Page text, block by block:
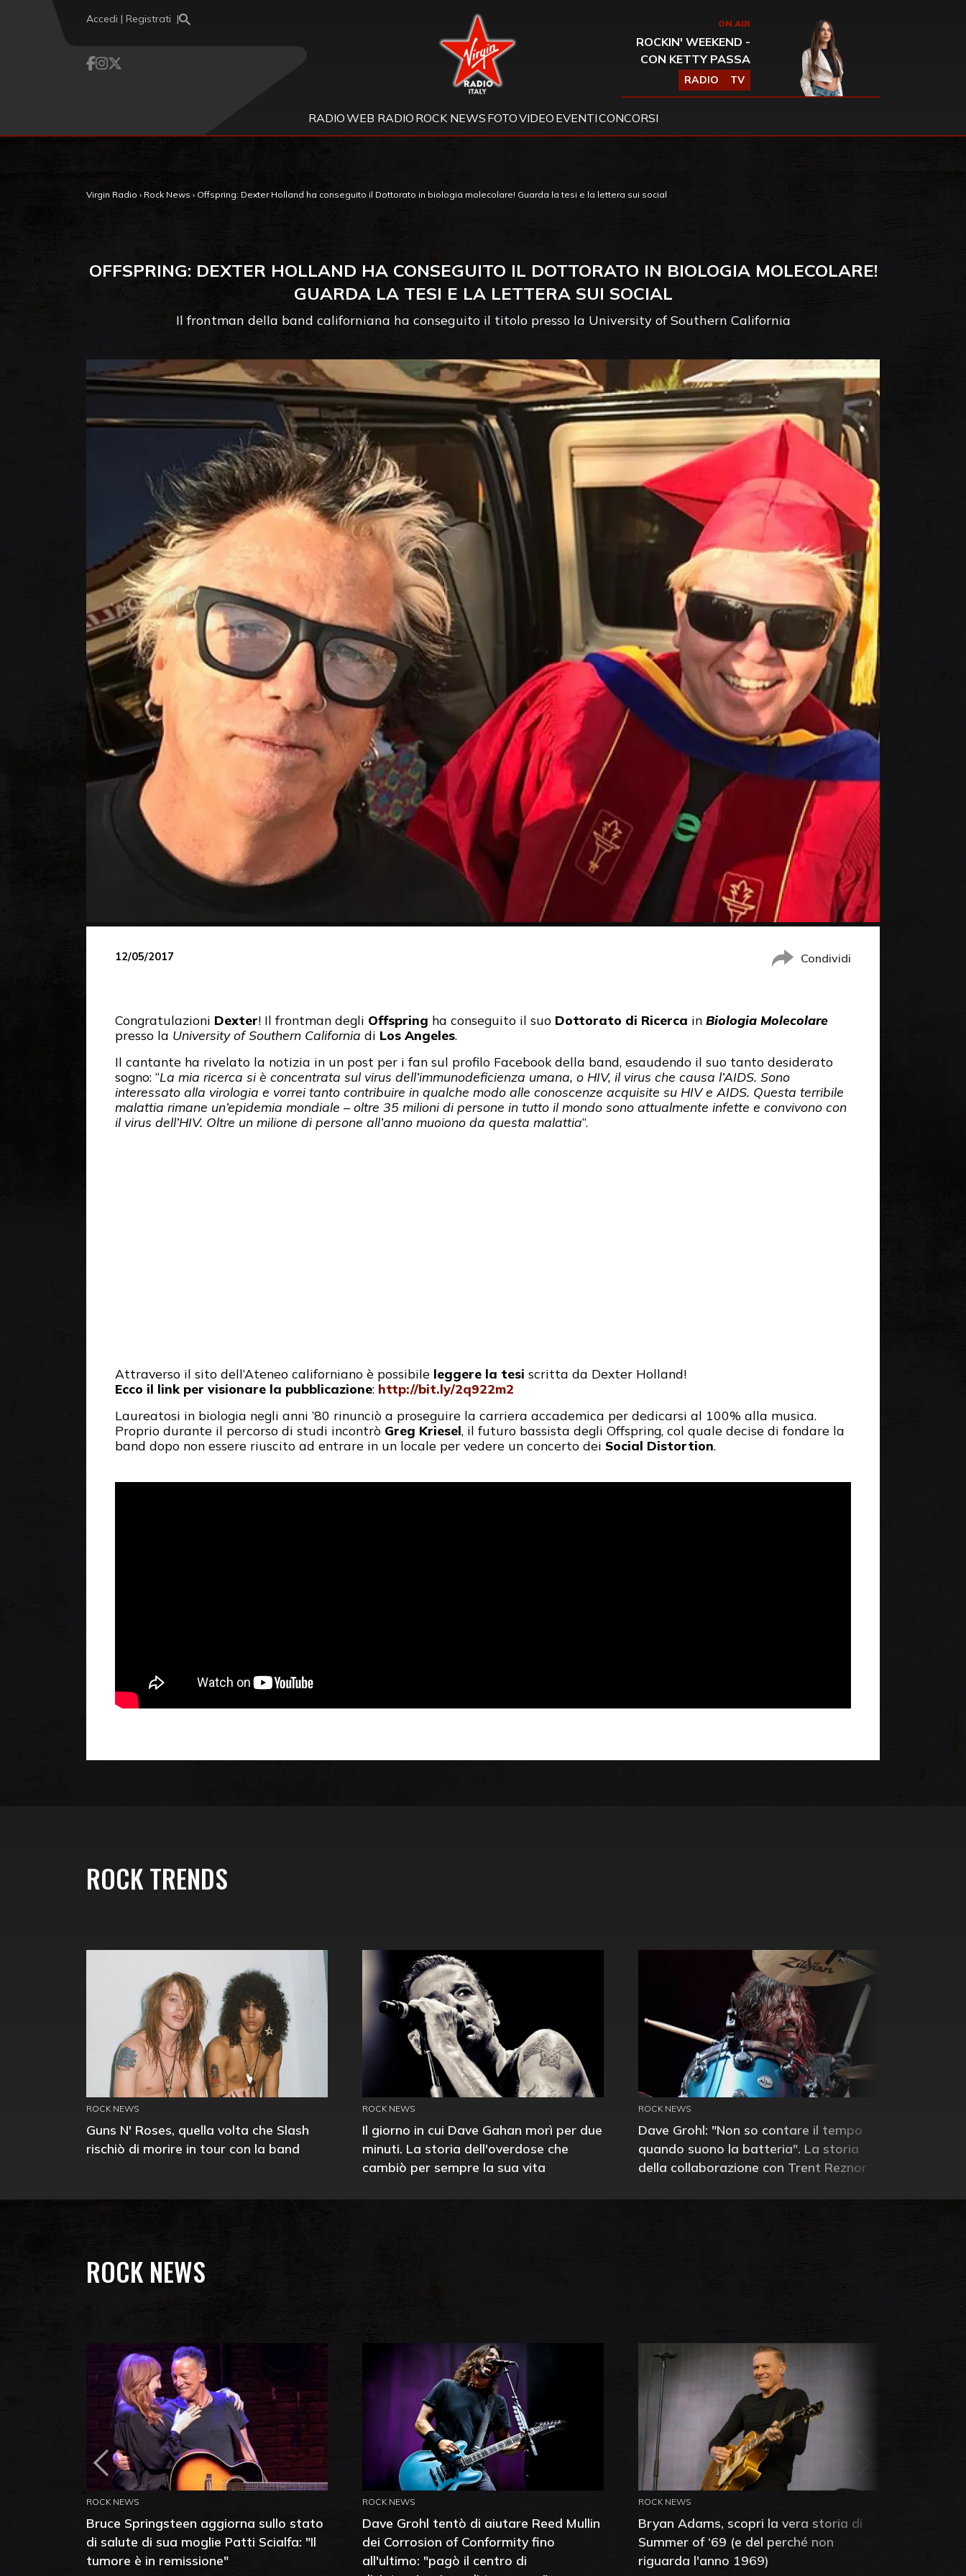
Accedi | Registrati Virgin Radio ON AIR
ROCKIN' WEEKEND -
CON KETTY PASSA
RADIO TV
RADIOWEB RADIO ROCK NEWS FOTOVIDEO EVENTICONCORSI
Virgin Radio › Rock News › Offspring: Dexter Holland ha conseguito il Dottorato in biologia molecolare! Guarda la tesi e la lettera sui social
OFFSPRING: DEXTER HOLLAND HA CONSEGUITO IL DOTTORATO IN BIOLOGIA MOLECOLARE!
GUARDA LA TESI E LA LETTERA SUI SOCIAL
Il frontman della band californiana ha conseguito il titolo presso la University of Southern California
12/05/2017 Condividi
Congratulazioni Dexter! Il frontman degli Offspring ha conseguito il suo Dottorato di Ricerca in Biologia Molecolare
presso la University of Southern California di Los Angeles.
Il cantante ha rivelato la notizia in un post per i fan sul profilo Facebook della band, esaudendo il suo tanto desiderato
sogno: “La mia ricerca si è concentrata sul virus dell’immunodeficienza umana, o HIV, il virus che causa l’AIDS. Sono
interessato alla virologia e vorrei tanto contribuire in qualche modo alle conoscenze acquisite su HIV e AIDS. Questa terribile
malattia rimane un’epidemia mondiale – oltre 35 milioni di persone in tutto il mondo sono attualmente infette e convivono con
il virus dell’HIV. Oltre un milione di persone all’anno muoiono da questa malattia“.
Attraverso il sito dell’Ateneo californiano è possibile leggere la tesi scritta da Dexter Holland!
Ecco il link per visionare la pubblicazione: http://bit.ly/2q922m2
Laureatosi in biologia negli anni ’80 rinunciò a proseguire la carriera accademica per dedicarsi al 100% alla musica.
Proprio durante il percorso di studi incontrò Greg Kriesel, il futuro bassista degli Offspring, col quale decise di fondare la
band dopo non essere riuscito ad entrare in un locale per vedere un concerto dei Social Distortion.
ROCK TRENDS
ROCK NEWS
Guns N' Roses, quella volta che Slash
rischiò di morire in tour con la band
ROCK NEWS
Il giorno in cui Dave Gahan morì per due
minuti. La storia dell'overdose che
cambiò per sempre la sua vita
ROCK NEWS
Dave Grohl: "Non so contare il tempo
quando suono la batteria". La storia
della collaborazione con Trent Reznor
ROCK NEWS
ROCK NEWS
Bruce Springsteen aggiorna sullo stato
di salute di sua moglie Patti Scialfa: "Il
tumore è in remissione"
ROCK NEWS
Dave Grohl tentò di aiutare Reed Mullin
dei Corrosion of Conformity fino
all'ultimo: "pagò il centro di
ROCK NEWS
Bryan Adams, scopri la vera storia di
Summer of ‘69 (e del perché non
riguarda l'anno 1969)